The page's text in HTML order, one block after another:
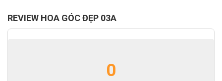
REVIEW HOA GÓC ĐẸP 03A
0